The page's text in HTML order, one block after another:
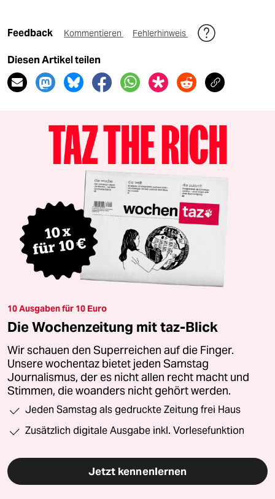
Feedback Kommentieren Fehlerhinweis
Diesen Artikel teilen
10 Ausgaben für 10 Euro
Die Wochenzeitung mit taz-Blick
Wir schauen den Superreichen auf die Finger.
Unsere wochentaz bietet jeden Samstag
Journalismus, der es nicht allen recht macht und
Stimmen, die woanders nicht gehört werden.
Jeden Samstag als gedruckte Zeitung frei Haus
Zusätzlich digitale Ausgabe inkl. Vorlesefunktion
Jetzt kennenlernen